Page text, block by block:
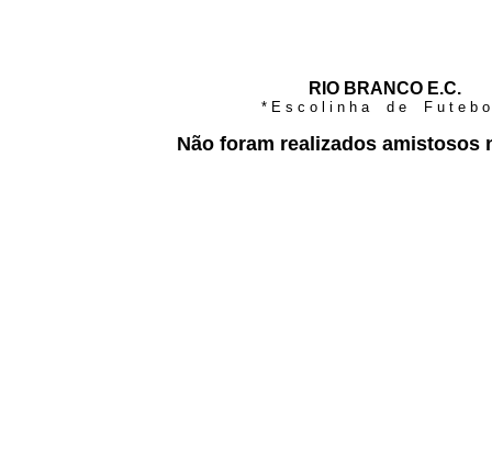
RIO BRANCO E.C.
* E s c o l i n h a d e F u t e b o
Não foram realizados amistosos